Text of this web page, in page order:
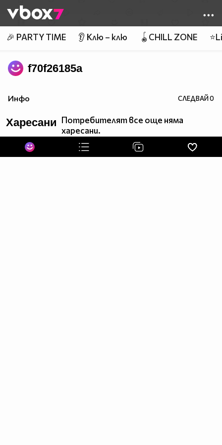
👾
🎉 PARTY TIME 👂 Клю – клю 🪀CHILL ZONE
f70f26185a
Инфо СЛЕДВАЙ0
Харесани Потребителят все още няма
харесани.